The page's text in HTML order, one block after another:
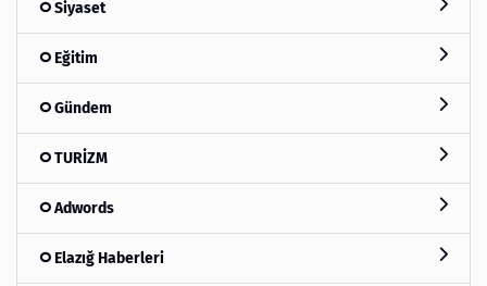
Siyaset
Eğitim
Gündem
TURİZM
Adwords
Elazığ Haberleri